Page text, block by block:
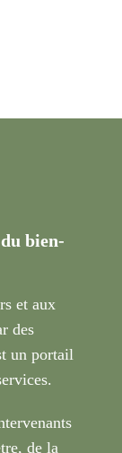
bien-
et aux
des
un portail
de la